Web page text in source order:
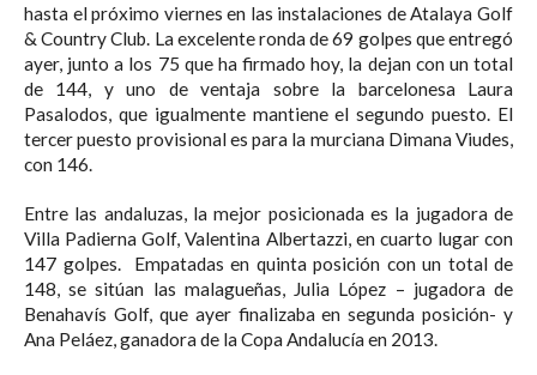
hasta el próximo viernes en las instalaciones de Atalaya Golf
& Country Club. La excelente ronda de 69 golpes que entregó
ayer, junto a los 75 que ha firmado hoy, la dejan con un total
de 144, y uno de ventaja sobre la barcelonesa Laura
Pasalodos, que igualmente mantiene el segundo puesto. El
tercer puesto provisional es para la murciana Dimana Viudes,
con 146.
Entre las andaluzas, la mejor posicionada es la jugadora de
Villa Padierna Golf, Valentina Albertazzi, en cuarto lugar con
147 golpes. Empatadas en quinta posición con un total de
148, se sitúan las malagueñas, Julia López – jugadora de
Benahavís Golf, que ayer finalizaba en segunda posición- y
Ana Peláez, ganadora de la Copa Andalucía en 2013.